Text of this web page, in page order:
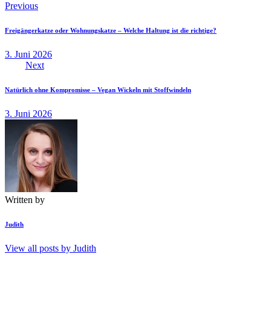
Previous
Freigängerkatze oder Wohnungskatze – Welche Haltung ist die richtige?
3. Juni 2026
Next
Natürlich ohne Kompromisse – Vegan Wickeln mit Stoffwindeln
3. Juni 2026
Written by
Judith
View all posts by Judith